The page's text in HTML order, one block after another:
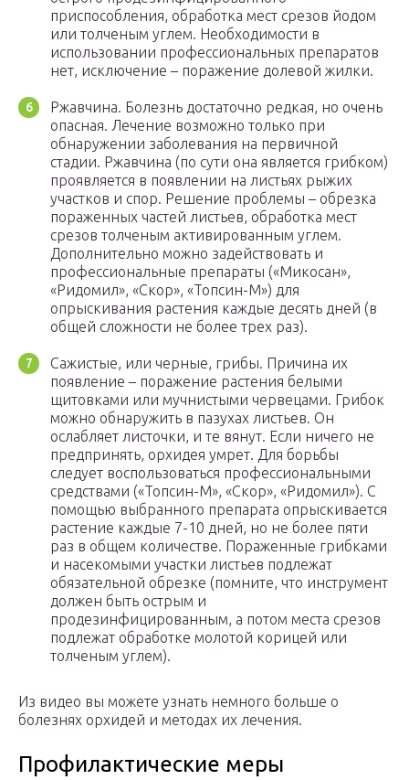
приспособления, обработка мест срезов йодом
или толченым углем. Необходимости в
использовании профессиональных препаратов
нет, исключение – поражение долевой жилки.
Ржавчина. Болезнь достаточно редкая, но очень
опасная. Лечение возможно только при
обнаружении заболевания на первичной
стадии. Ржавчина (по сути она является грибком)
проявляется в появлении на листьях рыжих
участков и спор. Решение проблемы – обрезка
пораженных частей листьев, обработка мест
срезов толченым активированным углем.
Дополнительно можно задействовать и
профессиональные препараты («Микосан»,
«Ридомил», «Скор», «Топсин-М») для
опрыскивания растения каждые десять дней (в
общей сложности не более трех раз).
Сажистые, или черные, грибы. Причина их
появление – поражение растения белыми
щитовками или мучнистыми червецами. Грибок
можно обнаружить в пазухах листьев. Он
ослабляет листочки, и те вянут. Если ничего не
предпринять, орхидея умрет. Для борьбы
следует воспользоваться профессиональными
средствами («Топсин-М», «Скор», «Ридомил»). С
помощью выбранного препарата опрыскивается
растение каждые 7-10 дней, но не более пяти
раз в общем количестве. Пораженные грибками
и насекомыми участки листьев подлежат
обязательной обрезке (помните, что инструмент
должен быть острым и
продезинфицированным, а потом места срезов
подлежат обработке молотой корицей или
толченым углем).
Из видео вы можете узнать немного больше о
болезнях орхидей и методах их лечения.
Профилактические меры